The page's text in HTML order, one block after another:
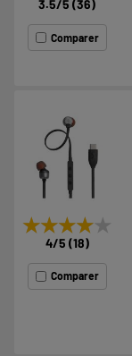
3.5/5 (36)
Comparer
★★★★★
★★★★★
4/5 (18)
Comparer